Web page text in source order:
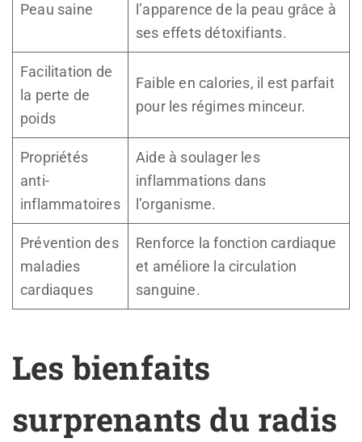
Peau saine
l’apparence de la peau grâce à
ses effets détoxifiants.
Facilitation de
la perte de
poids
Faible en calories, il est parfait
pour les régimes minceur.
Propriétés
anti-
inflammatoires
Aide à soulager les
inflammations dans
l’organisme.
Prévention des
maladies
cardiaques
Renforce la fonction cardiaque
et améliore la circulation
sanguine.
Les bienfaits
surprenants du radis